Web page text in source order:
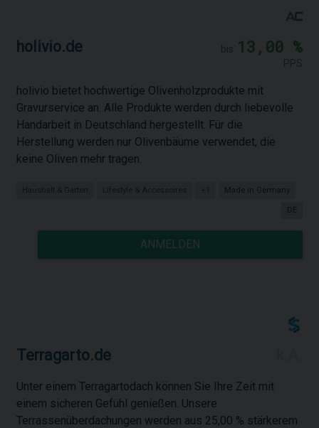
holivio.de 13,00 %
holivio bietet hochwertige Olivenholzprodukte mit
Gravurservice an. Alle Produkte werden durch liebevolle
Handarbeit in Deutschland hergestellt. Für die
Herstellung werden nur Olivenbäume verwendet, die
keine Oliven mehr tragen.
Haushalt & Garten Lifestyle & Accessoires +1 Made in Germany
DE
ANMELDEN
Terragarto.de
Unter einem Terragartodach können Sie Ihre Zeit mit
einem sicheren Gefühl genießen. Unsere
Terrassenüberdachungen werden aus 25,00 % stärkerem